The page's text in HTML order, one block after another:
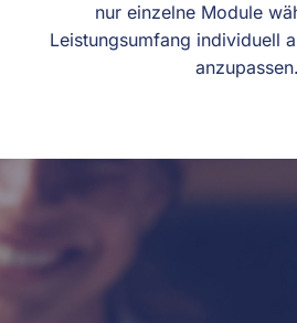
nur einzelne Module
Leistungsumfang individuell
anzupassen.